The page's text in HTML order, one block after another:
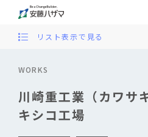
WORKS
川崎重工業（カワサ
キシコ工場
リスト表示で見る